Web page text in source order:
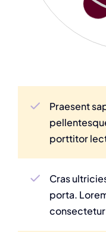
Praesent
porttitor
Cras
porta.